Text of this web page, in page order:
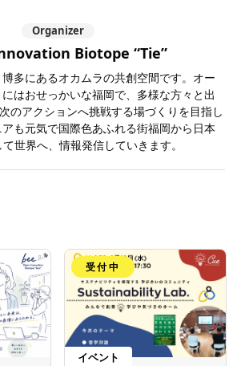
Organizer
Biotope “Tie”
博多にあるオカムラの共創空間です。オー
はおせっかいな福岡で、多様な方々と出
のアクションへ挑戦する場づくりを目指し
も元気で国際色あふれる街福岡から日本
世界へ、情報発信していきます。
受付中
イベント